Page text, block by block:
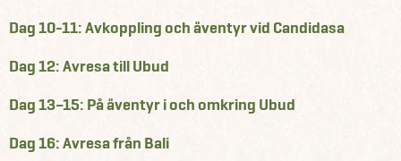
Dag 10-11: Avkoppling och äventyr vid Candidasa
Dag 12: Avresa till Ubud
Dag 13–15: På äventyr i och omkring Ubud
Dag 16: Avresa från Bali